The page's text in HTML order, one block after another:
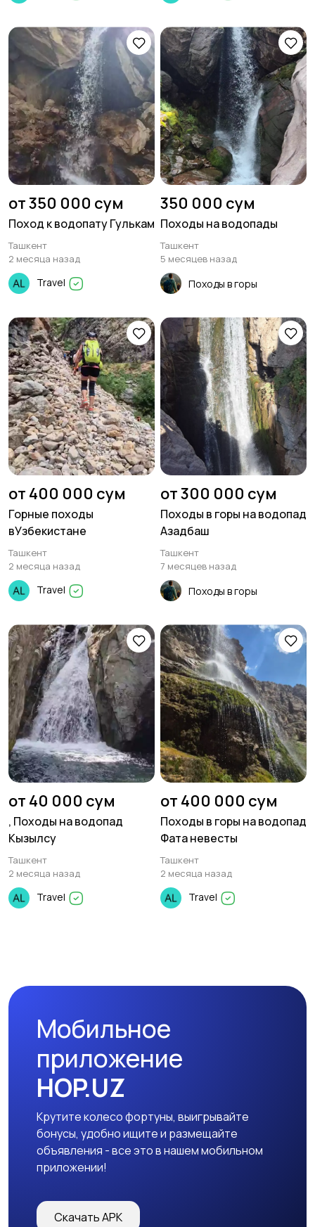
от 350 000 сум
Поход к водопату Гулькам
Ташкент
2 месяца назад
Travel
350 000 сум
Походы на водопады
Ташкент
5 месяцев назад
Походы в горы
от 400 000 сум
Горные походы
вУзбекистане
Ташкент
2 месяца назад
Travel
от 300 000 сум
Походы в горы на водопад
Азадбаш
Ташкент
7 месяцев назад
Походы в горы
от 40 000 сум
, Походы на водопад
Кызылсу
Ташкент
2 месяца назад
Travel
от 400 000 сум
Походы в горы на водопад
Фата невесты
Ташкент
2 месяца назад
Travel
Мобильное
приложение
HOP.UZ
Крутите колесо фортуны, выигрывайте
бонусы, удобно ищите и размещайте
объявления - все это в нашем мобильном
приложении!
Скачать APK